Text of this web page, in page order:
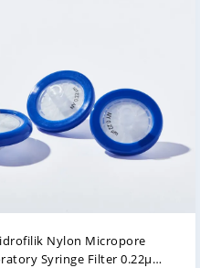
13mm PVDF Syringe
Hydrophilic Non Sterile 100